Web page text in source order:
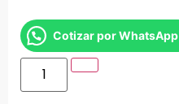
Cotizar por WhatsApp